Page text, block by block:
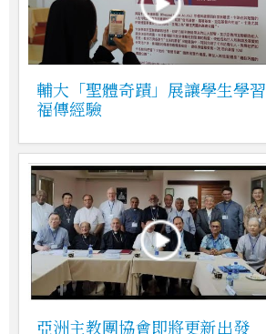
輔大「聖體奇蹟」展讓學生學習
福傳經驗
亞洲主教團協會即將更新出發